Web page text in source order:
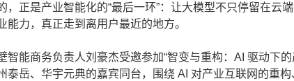
，正是产业智能化的“最后一环”：让大模型不只停留在云
能力，真正走到离用户最近的地方。
商务负责人刘豪杰受邀参加“智变与重构：AI 驱动下的
泰岳、华宇元典的嘉宾同台，围绕 AI 对产业互联网的重